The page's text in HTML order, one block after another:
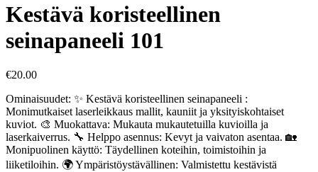
Kestävä koristeellinen
seinapaneeli 101
€20.00
Ominaisuudet: ✨ Kestävä koristeellinen seinapaneeli :
Monimutkaiset laserleikkaus mallit, kauniit ja yksityiskohtaiset
kuviot. 🎨 Muokattava: Mukauta mukautetuilla kuvioilla ja
laserkaiverrus. 🔧 Helppo asennus: Kevyt ja vaivaton asentaa. 🏡
Monipuolinen käyttö: Täydellinen koteihin, toimistoihin ja
liiketiloihin. 🌍 Ympäristöystävällinen: Valmistettu kestävistä